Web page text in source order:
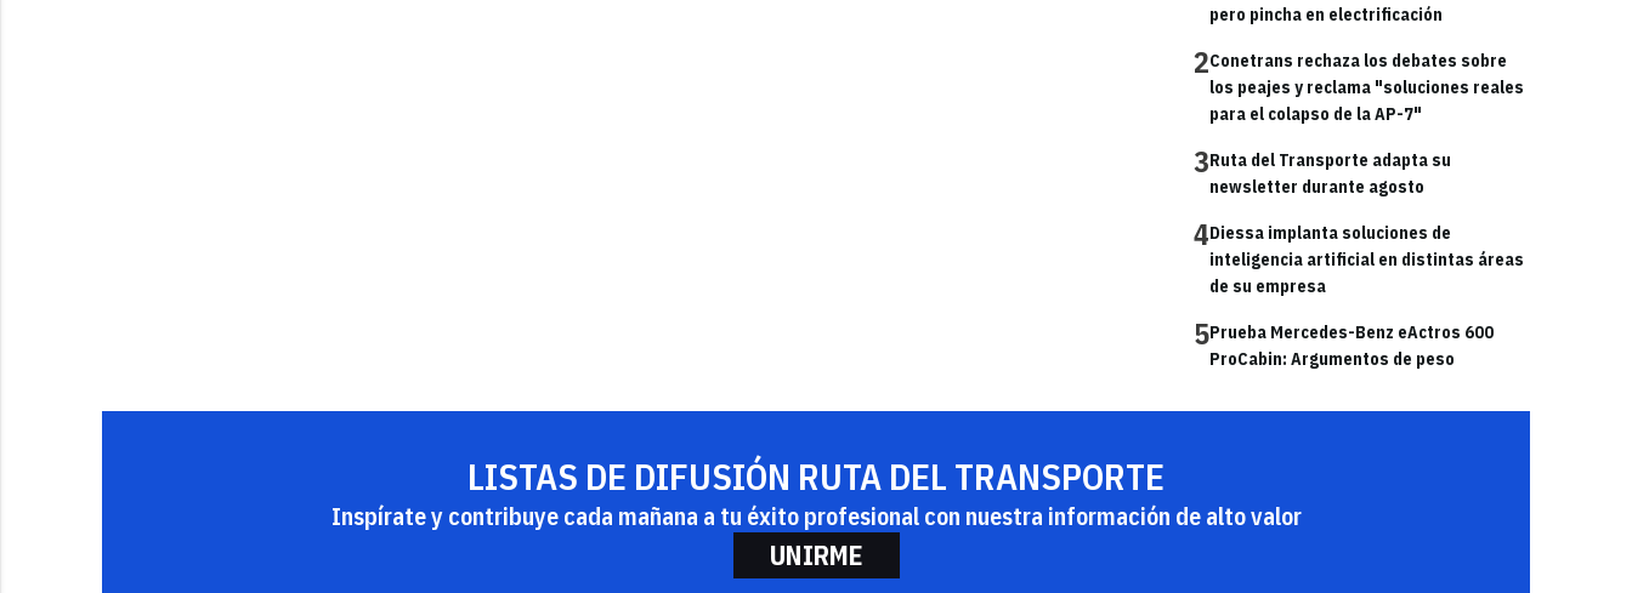
pero pincha en electrificación
2Conetrans rechaza los debates sobre
los peajes y reclama "soluciones reales
para el colapso de la AP-7"
3Ruta del Transporte adapta su
newsletter durante agosto
4Diessa implanta soluciones de
inteligencia artificial en distintas áreas
de su empresa
5Prueba Mercedes-Benz eActros 600
ProCabin: Argumentos de peso
LISTAS DE DIFUSIÓN RUTA DEL TRANSPORTE
Inspírate y contribuye cada mañana a tu éxito profesional con nuestra información de alto valor
UNIRME